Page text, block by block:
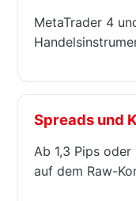
MetaTrader 4
Spreads und
Ab 1,3 Pips
auf dem Raw-